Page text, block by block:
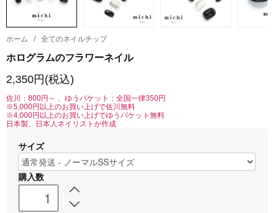
ホーム / 全てのネイルチップ
ホログラムのフラワーネイル
2,350円(税込)
佐川：800円～ 、ゆうパケット：全国一律350円
※5,000円以上のお買い上げで佐川無料
※4,000円以上のお買い上げでゆうパケット無料
日本製、日本人ネイリストが作成
サイズ
購入数